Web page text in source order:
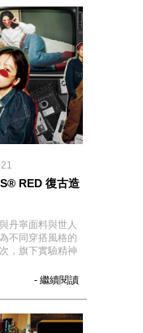
RED 復古造
丹寧面料與世人
不同穿搭風格的
，旗下實驗精神
- 繼續閱讀